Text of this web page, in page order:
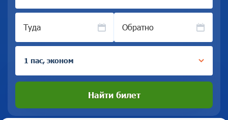
Туда Обратно
1 пас, эконом
Найти билет